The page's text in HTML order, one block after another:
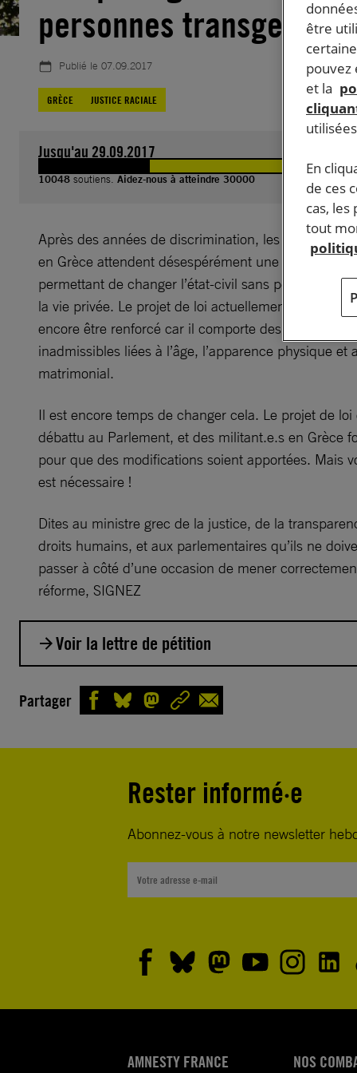
personnes transgenres
Publié le 07.09.2017
GRÈCE JUSTICE RACIALE
Jusqu'au 29.09.2017
10048 soutiens. Aidez-nous à atteindre 30000
Après des années de discrimination, les personnes
en Grèce attendent désespérément une réforme de
permettant de changer l’état-civil sans porter
la vie privée. Le projet de loi actuellement en
encore être renforcé car il comporte des restrictions
inadmissibles liées à l’âge, l’apparence physique et
matrimonial.
Il est encore temps de changer cela. Le projet de loi
débattu au Parlement, et des militant.e.s en Grèce
pour que des modifications soient apportées. Mais
est nécessaire !
Dites au ministre grec de la justice, de la
droits humains, et aux parlementaires qu’ils ne
passer à côté d’une occasion de mener
réforme, SIGNEZ
Voir la lettre de pétition
Monsieur le ministre de la justice, de la transparence
droits humains,
Le projet de loi qui autorise le changement d’état-
protège efficacement les droits des personnes
Je vous demande donc de :
de sexe à l’état civil en fonction uniquement du
compte ;
Partager
Rester informé·e
Abonnez-vous à notre newsletter
AMNESTY FRANCE NOS
être
pouvez
et la
En
de ces
cas,
tout